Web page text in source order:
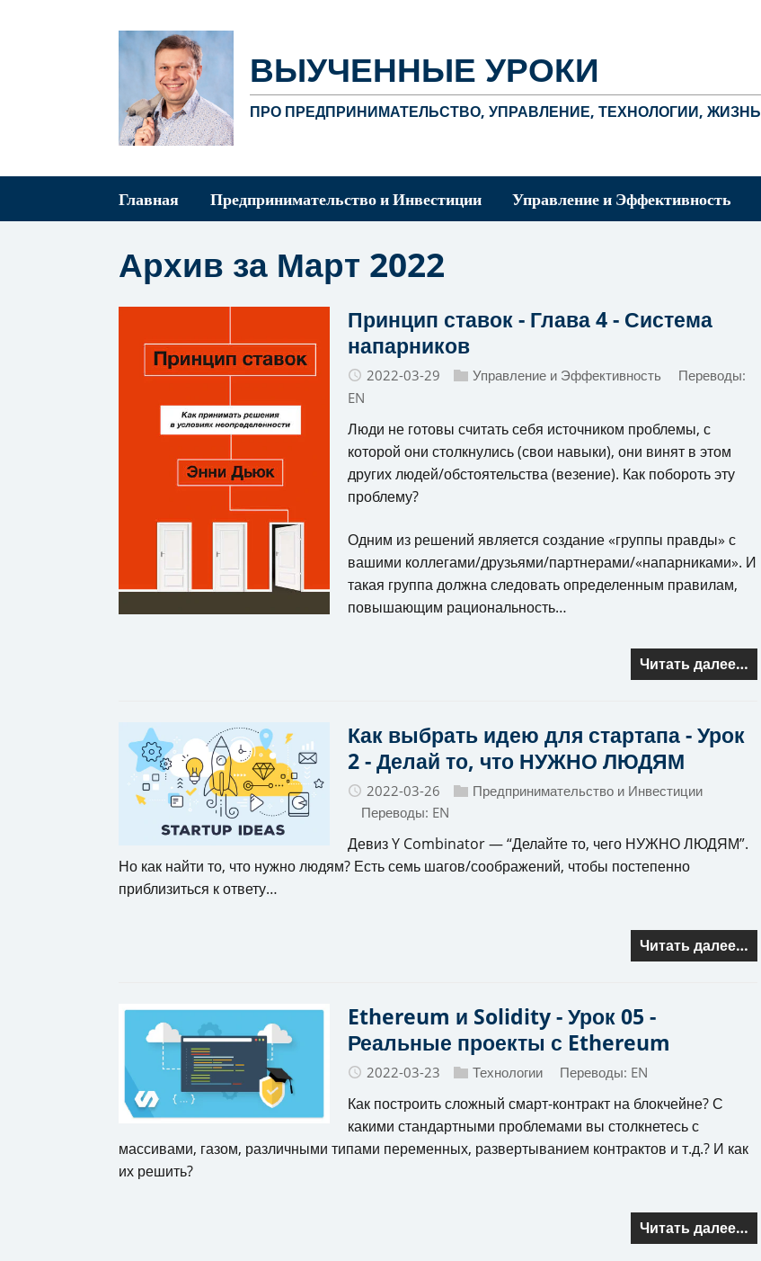
ВЫУЧЕННЫЕ УРОКИ
ПРО ПРЕДПРИНИМАТЕЛЬСТВО, УПРАВЛЕНИЕ, ТЕХНОЛОГИИ, ЖИЗНЬ
Главная Предпринимательство и Инвестиции Управление и Эффективность
Архив за Март 2022
Принцип ставок - Глава 4 - Система
напарников
2022-03-29 Управление и Эффективность
Переводы:
EN
Люди не готовы считать себя источником проблемы, с
которой они столкнулись (свои навыки), они винят в этом
других людей/обстоятельства (везение). Как побороть эту
проблему?
Одним из решений является создание «группы правды» с
вашими коллегами/друзьями/партнерами/«напарниками». И
такая группа должна следовать определенным правилам,
повышающим рациональность…
Читать далее…
Как выбрать идею для стартапа - Урок
2 - Делай то, что НУЖНО ЛЮДЯМ
2022-03-26
Предпринимательство и Инвестиции
Переводы: EN
Девиз Y Combinator — “Делайте то, чего НУЖНО ЛЮДЯМ”.
Но как найти то, что нужно людям? Есть семь шагов/соображений, чтобы постепенно
приблизиться к ответу…
Читать далее…
Ethereum и Solidity - Урок 05 -
Реальные проекты с Ethereum
2022-03-23 Технологии Переводы: EN
Как построить сложный смарт-контракт на блокчейне? С
какими стандартными проблемами вы столкнетесь с
массивами, газом, различными типами переменных, развертыванием контрактов и т.д.? И как
их решить?
Читать далее…